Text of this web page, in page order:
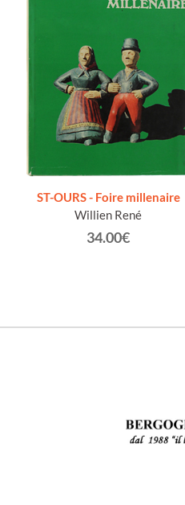
ST-OURS - Foire millenaire
Willien René
34.00€